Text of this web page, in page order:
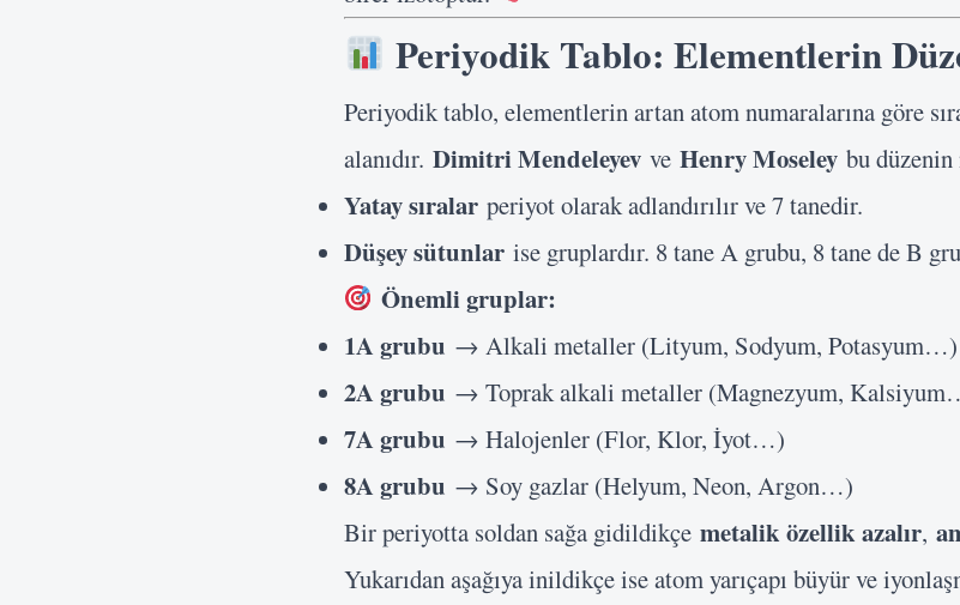
Periyodik Tablo: Elementlerin
Periyodik tablo, elementlerin artan atom numaralarına göre
alanıdır. Dimitri Mendeleyev ve Henry Moseley bu düzenin
Yatay sıralar periyot olarak adlandırılır ve 7 tanedir.
Düşey sütunlar ise gruplardır. 8 tane A grubu, 8 tane de B
Önemli gruplar:
1A grubu → Alkali metaller (Lityum, Sodyum, Potasyum…)
2A grubu → Toprak alkali metaller (Magnezyum,
7A grubu → Halojenler (Flor, Klor, İyot…)
8A grubu → Soy gazlar (Helyum, Neon, Argon…)
Bir periyotta soldan sağa gidildikçe metalik özellik azalır,
Yukarıdan aşağıya inildikçe ise atom yarıçapı büyür ve
Kullanıcı Adı veya E-posta
Beni Hatırla
Giriş Yap